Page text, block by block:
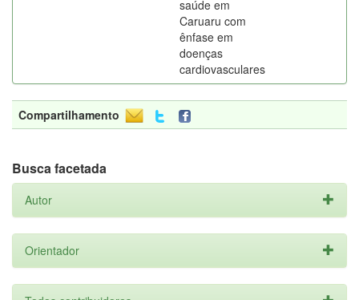
saúde em
Caruaru com
ênfase em
doenças
cardiovasculares
Compartilhamento
Busca facetada
Autor
Orientador